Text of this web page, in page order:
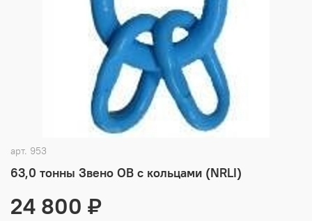
арт. 953
63,0 тонны Звено ОВ с кольцами (NRLI)
24 800 ₽